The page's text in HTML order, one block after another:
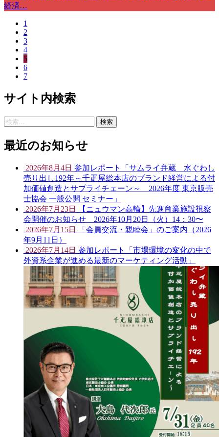
経済…
1
2
3
4
5
6
7
サイト内検索
検
最近のお知らせ
2026年8月4日 参加レポート「サムライ弁蔵 水ぐわし
売り出し192年～千疋屋総本店のブランド経営による付
加価値創造とサプライチェーン～ 2026年度 東京販売
士協会 一般公開 セミナー」
2026年7月23日
【ニュウマン高輪】先進商業施設視察
会開催のお知らせ 2026年10月20日（火）14：30〜
2026年7月15日
「会員交流・親睦会」のご案内（2026
年9月11日）
2026年7月14日 参加レポート「市場環境の変化の中で
外資系企業が進める最新のマーケティング活動」